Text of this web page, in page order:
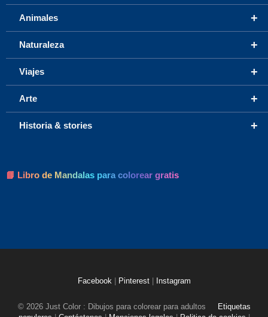
+
Animales
+
Naturaleza
+
Viajes
+
Arte
+
Historia & stories
📘 Libro de Mandalas para colorear gratis
Facebook Pinterest Instagram
© 2026 Just Color : Dibujos para colorear para adultos
Etiquetas